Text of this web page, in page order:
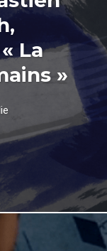
La
»